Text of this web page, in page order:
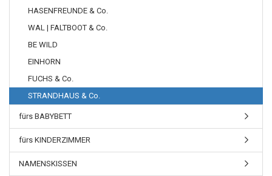
HASENFREUNDE & Co.
WAL | FALTBOOT & Co.
BE WILD
EINHORN
FUCHS & Co.
STRANDHAUS & Co.
fürs BABYBETT
fürs KINDERZIMMER
NAMENSKISSEN